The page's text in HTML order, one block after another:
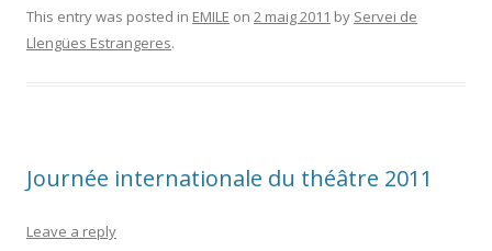
e
b
k
itt
er
m
p
ix
This entry was posted in EMILE on 2 maig 2011 by Servei de
Llengües Estrangeres.
Journée internationale du théâtre 2011
Leave a reply